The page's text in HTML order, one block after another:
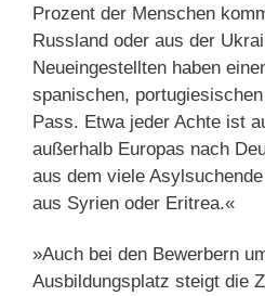
Prozent der Menschen
Russland oder aus der
Neueingestellten haben
spanischen,
Pass. Etwa jeder Achte ist
außerhalb Europas nach
aus dem viele
aus Syrien oder Eritrea.«
»Auch bei den Bewerbern
Ausbildungsplatz steigt die